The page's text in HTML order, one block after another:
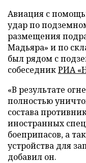
Авиация с
удар по
размещения
Мадьяра» и по
был рядом с
собеседникРИА
«В результате
полностью
состава
иностранных
боеприпасов, а
устройства для
добавил он.